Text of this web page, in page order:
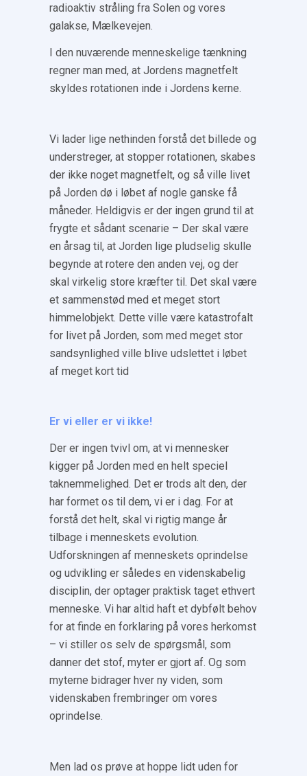
radioaktiv stråling fra Solen og vores
galakse, Mælkevejen.
I den nuværende menneskelige tænkning
regner man med, at Jordens magnetfelt
skyldes rotationen inde i Jordens kerne.
Vi lader lige nethinden forstå det billede og
understreger, at stopper rotationen, skabes
der ikke noget magnetfelt, og så ville livet
på Jorden dø i løbet af nogle ganske få
måneder. Heldigvis er der ingen grund til at
frygte et sådant scenarie – Der skal være
en årsag til, at Jorden lige pludselig skulle
begynde at rotere den anden vej, og der
skal virkelig store kræfter til. Det skal være
et sammenstød med et meget stort
himmelobjekt. Dette ville være katastrofalt
for livet på Jorden, som med meget stor
sandsynlighed ville blive udslettet i løbet
af meget kort tid
Er vi eller er vi ikke!
Der er ingen tvivl om, at vi mennesker
kigger på Jorden med en helt speciel
taknemmelighed. Det er trods alt den, der
har formet os til dem, vi er i dag. For at
forstå det helt, skal vi rigtig mange år
tilbage i menneskets evolution.
Udforskningen af menneskets oprindelse
og udvikling er således en videnskabelig
disciplin, der optager praktisk taget ethvert
menneske. Vi har altid haft et dybfølt behov
for at finde en forklaring på vores herkomst
– vi stiller os selv de spørgsmål, som
danner det stof, myter er gjort af. Og som
myterne bidrager hver ny viden, som
videnskaben frembringer om vores
oprindelse.
Men lad os prøve at hoppe lidt uden for